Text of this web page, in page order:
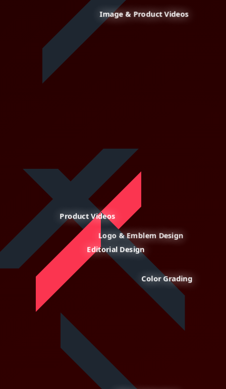
Logo & Emblem Design
Image & Product Videos
Editorial Design
Color Grading
Product Videos